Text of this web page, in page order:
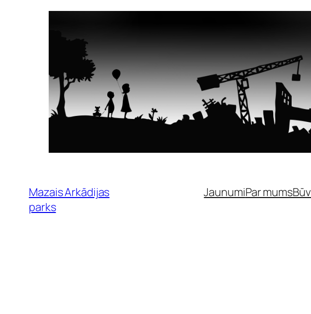
Mazais Arkādijas
parks
JaunumiPar mums